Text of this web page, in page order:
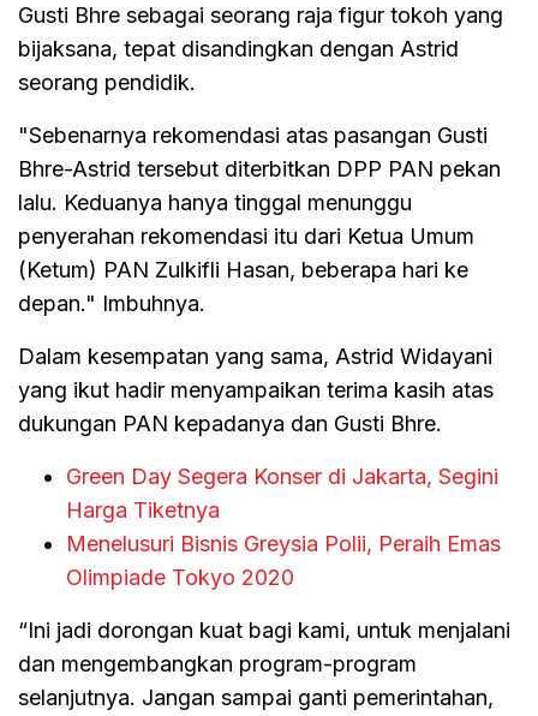
Gusti Bhre sebagai seorang raja figur tokoh yang
bijaksana, tepat disandingkan dengan Astrid
seorang pendidik.
"Sebenarnya rekomendasi atas pasangan Gusti
Bhre-Astrid tersebut diterbitkan DPP PAN pekan
lalu. Keduanya hanya tinggal menunggu
penyerahan rekomendasi itu dari Ketua Umum
(Ketum) PAN Zulkifli Hasan, beberapa hari ke
depan." Imbuhnya.
Dalam kesempatan yang sama, Astrid Widayani
yang ikut hadir menyampaikan terima kasih atas
dukungan PAN kepadanya dan Gusti Bhre.
Green Day Segera Konser di Jakarta, Segini
Harga Tiketnya
Menelusuri Bisnis Greysia Polii, Peraih Emas
Olimpiade Tokyo 2020
“Ini jadi dorongan kuat bagi kami, untuk menjalani
dan mengembangkan program-program
selanjutnya. Jangan sampai ganti pemerintahan,